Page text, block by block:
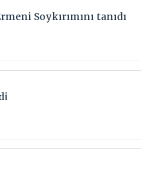
Soykırımını tanıdı